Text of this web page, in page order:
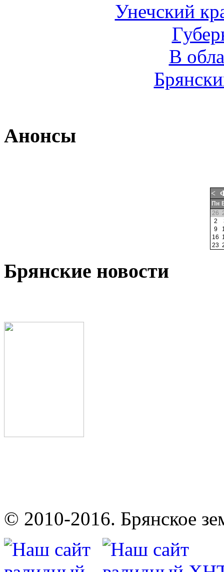
Унечский
В
Анонсы
<
Пн
26
2
9
16
23
Брянские новости
© 2010-2016. Брянское